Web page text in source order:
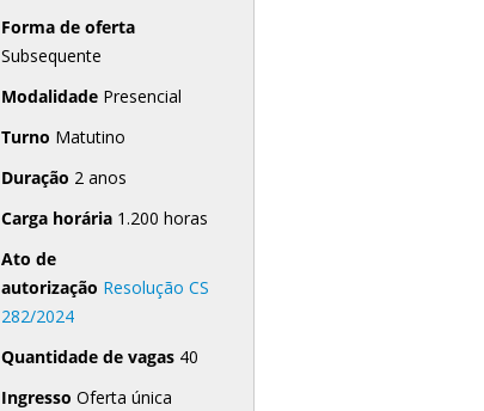
Forma de oferta
Subsequente
Modalidade Presencial
Turno Matutino
Duração 2 anos
Carga horária 1.200 horas
Ato de
autorização Resolução CS
282/2024
Quantidade de vagas 40
Ingresso Oferta única